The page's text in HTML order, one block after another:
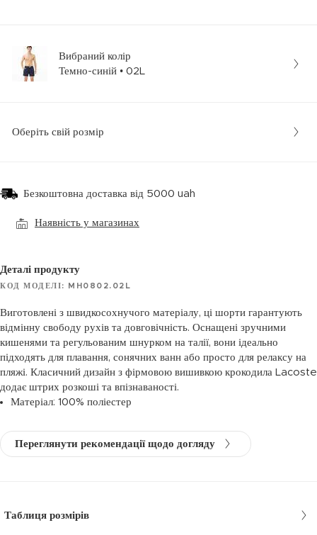
Вибраний колір
Темно-синій • 02L
Оберіть свій розмір
Безкоштовна доставка від 5000 uah
Наявність у магазинах
Деталі продукту
КОД МОДЕЛІ: MH0802.02L
Виготовлені з швидкосохнучого матеріалу, ці шорти гарантують
відмінну свободу рухів та довговічність. Оснащені зручними
кишенями та регульованим шнурком на талії, вони ідеально
підходять для плавання, сонячних ванн або просто для релаксу на
пляжі. Класичний дизайн з фірмовою вишивкою крокодила Lacoste
додає штрих розкоші та впізнаваності.
Матеріал: 100% поліестер
Переглянути рекомендації щодо догляду
Таблиця розмірів